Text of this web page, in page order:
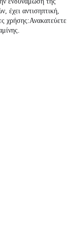
έχει αντισηπτική,
χρήσης:Ανακατεύετε